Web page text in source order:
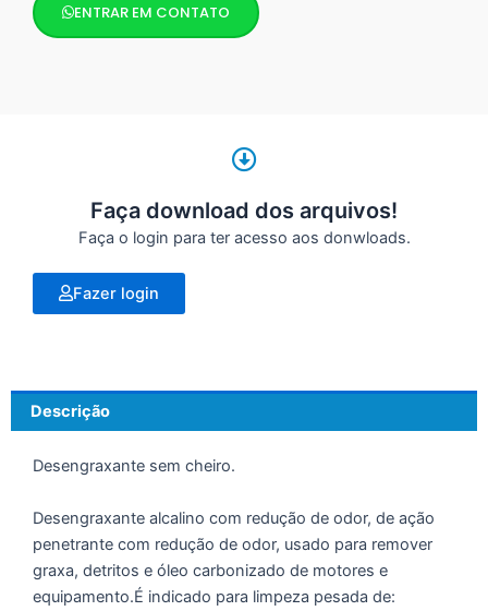
ENTRAR EM CONTATO
Faça download dos arquivos!
Faça o login para ter acesso aos donwloads.
Fazer login
Descrição
Desengraxante sem cheiro.
Desengraxante alcalino com redução de odor, de ação
penetrante com redução de odor, usado para remover
graxa, detritos e óleo carbonizado de motores e
equipamento.É indicado para limpeza pesada de: